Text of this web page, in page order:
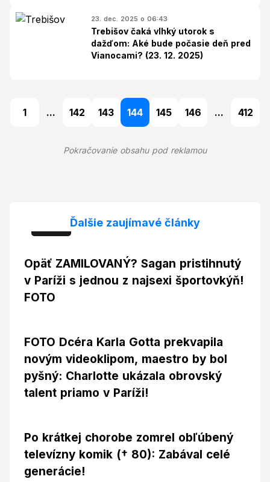
23. dec. 2025 o 06:43
Trebišov čaká vlhký utorok s
dažďom: Aké bude počasie deň pred
Vianocami? (23. 12. 2025)
1 ... 142 143 144 145 146 ... 412
Pokračovanie obsahu pod reklamou
Ďalšie zaujímavé články
Opäť ZAMILOVANÝ? Sagan pristihnutý
v Paríži s jednou z najsexi športovkýň!
FOTO
FOTO Dcéra Karla Gotta prekvapila
novým videoklipom, maestro by bol
pyšný: Charlotte ukázala obrovský
talent priamo v Paríži!
Po krátkej chorobe zomrel obľúbený
televízny komik († 80): Zabával celé
generácie!